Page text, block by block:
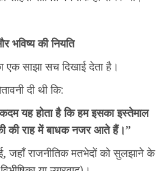
भविष्य की नियति
एक साझा सच दिखाई देता है।
दी थी कि:
यह होता है कि हम इसका इस्तेमाल
की राह में बाधक नजर आते हैं।”
जहाँ राजनीतिक मतभेदों को सुलझाने के